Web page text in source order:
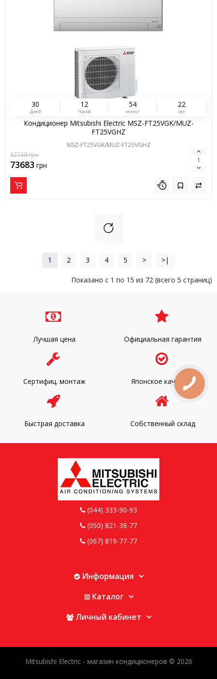
30
Дней
1 2
Часов
54
минут
21
сек
Кондиционер Mitsubishi Electric MSZ-FT25VGK/MUZ-
FT25VGHZ
MSZ-FT25VGK/MUZ-FT25VGHZ
83739грн
73683 грн
1 2 3 4 5 > >|
Показано с 1 по 15 из 72 (всего 5 страниц)
Лучшая цена Официальная гарантия
Сертифиц. монтаж Японское качество
Быстрая доставка Собственный склад
(044) 333-90-93
(050) 821-38-77
(067) 819-77-77
Информация
Каталог
Личный кабинет
Mitsubishi Electric - магазин кондиционеров © 2026